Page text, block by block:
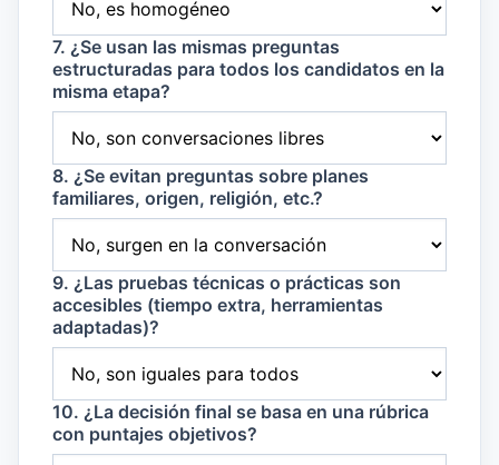
7. ¿Se usan las mismas preguntas
estructuradas para todos los candidatos en la
misma etapa?
8. ¿Se evitan preguntas sobre planes
familiares, origen, religión, etc.?
9. ¿Las pruebas técnicas o prácticas son
accesibles (tiempo extra, herramientas
adaptadas)?
10. ¿La decisión final se basa en una rúbrica
con puntajes objetivos?